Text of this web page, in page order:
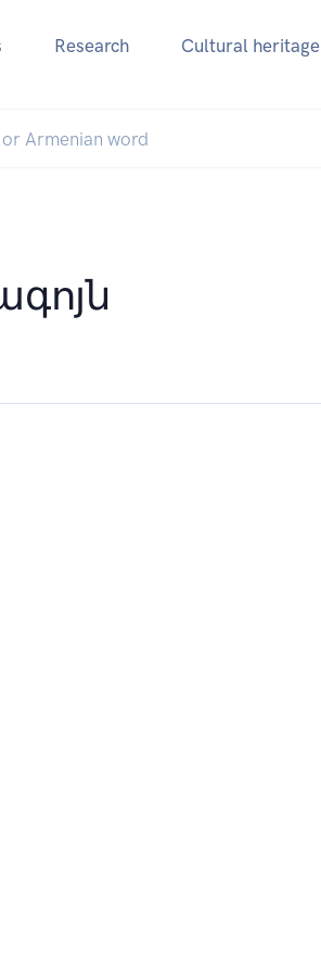
Research Cultural heritage